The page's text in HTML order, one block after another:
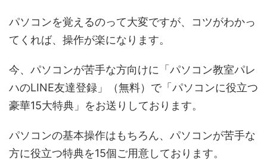
パソコンを覚えるのって大変ですが、コツがわかっ
てくれば、操作が楽になります。
今、パソコンが苦手な方向けに「パソコン教室パレ
ハのLINE友達登録」（無料）で「パソコンに役立つ
豪華15大特典」をお送りしております。
パソコンの基本操作はもちろん、パソコンが苦手な
方に役立つ特典を15個ご用意しております。